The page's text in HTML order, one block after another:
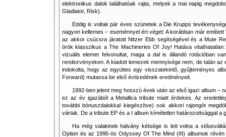
elektronikus dalok találhatóak rajta, melyek a mai napig
Gladiator, Risk).
Eddig is voltak pár éves szünetek a Die Krupps
nagyon kellemes – eseménnyel ért véget: A korábban már
az akkor csúcsra járatott Nitzer Ebb segítségével és a Mute
örök klasszikus a The Machineries Of Joy! Hatása
vizuális elemet felvonultat, maga a dal is állandó rotációban
rendezvényeken. A kiadott lemezek mennyisége nem, de talán
indokolta, hogy az együttes egy visszatekintő, gyűjteményes
Forward) mutassa be első évtizedének eredményeit.
1992-ben jelent meg hosszú évek után az első igazi album –
ez az év igazából a Metallica tribute miatt érdekes. Az
további bónuszdalokkal kiegészítve) sok akkori rajongót
vártak. De a tribute EP és a I album kíméletlen határozottsággal a
Ha még valakinek halvány kétsége is lett volna a
Option és az 1995-ös Odyssey Of The Mind (III) albumok